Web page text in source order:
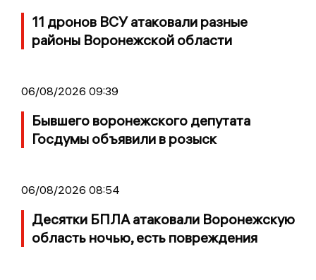
11 дронов ВСУ атаковали разные
районы Воронежской области
06/08/2026 09:39
Бывшего воронежского депутата
Госдумы объявили в розыск
06/08/2026 08:54
Десятки БПЛА атаковали Воронежскую
область ночью, есть повреждения